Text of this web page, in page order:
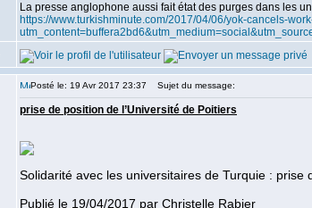
La presse anglophone aussi fait état des purges dans les
https://www.turkishminute.com/2017/04/06/yok-cancels-
Posté le: 19 Avr 2017 23:37 Sujet du message:
prise de position de l’Université de Poitiers
Solidarité avec les universitaires de Turquie : prise
Publié le 19/04/2017 par Christelle Rabier